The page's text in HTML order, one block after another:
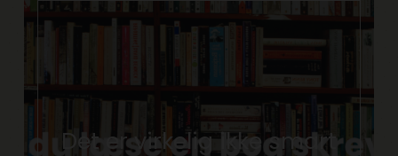
Det er virkelig ikke smart